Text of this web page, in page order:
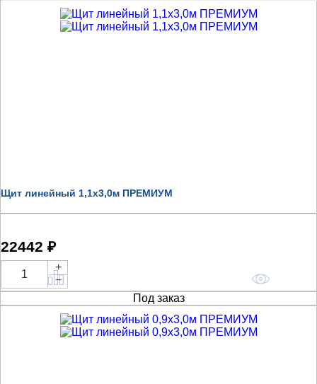
Щит линейный 1,1х3,0м ПРЕМИУМ
22442 ₽
+
−
Под заказ